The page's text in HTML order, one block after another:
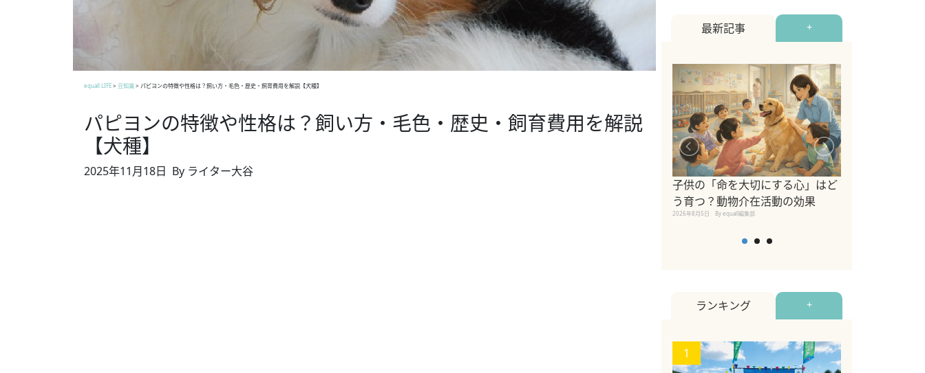
equall LIFE> 豆知識> パピヨンの特徴や性格は？飼い方・毛色・歴史・飼育費用を解説【犬種】
パピヨンの特徴や性格は？飼い方・毛色・歴史・飼育費用を解説
【犬種】
2025年11月18日 By ライター大谷
最新記事 +
子供の「命を大切にする心」はど
う育つ？動物介在活動の効果
2026年8月5日 By equall編集部
ランキング +
1